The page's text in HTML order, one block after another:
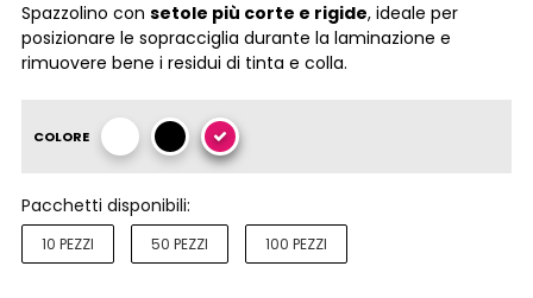
Spazzolino con setole più corte e rigide, ideale per
posizionare le sopracciglia durante la laminazione e
rimuovere bene i residui di tinta e colla.
COLORE
Pacchetti disponibili:
10 PEZZI 50 PEZZI 100 PEZZI